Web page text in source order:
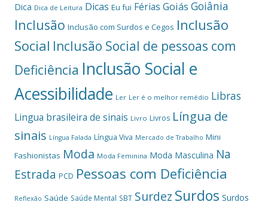
Dica Dica de Leitura Dicas Eu fui Férias Goiás Goiânia
Inclusão Inclusão com Surdos e Cegos Inclusão
Social Inclusão Social de pessoas com
Deficiência Inclusão Social e
Acessibilidade Ler Ler é o melhor remédio Libras
Lingua brasileira de sinais Livro Livros Língua de
sinais Língua Falada Língua Viva Mercado de Trabalho Mini
Fashionistas Moda Moda Feminina Moda Masculina Na
Estrada PCD Pessoas com Deficiência
Reflexão Saúde Saúde Mental SBT Surdez Surdos Surdos